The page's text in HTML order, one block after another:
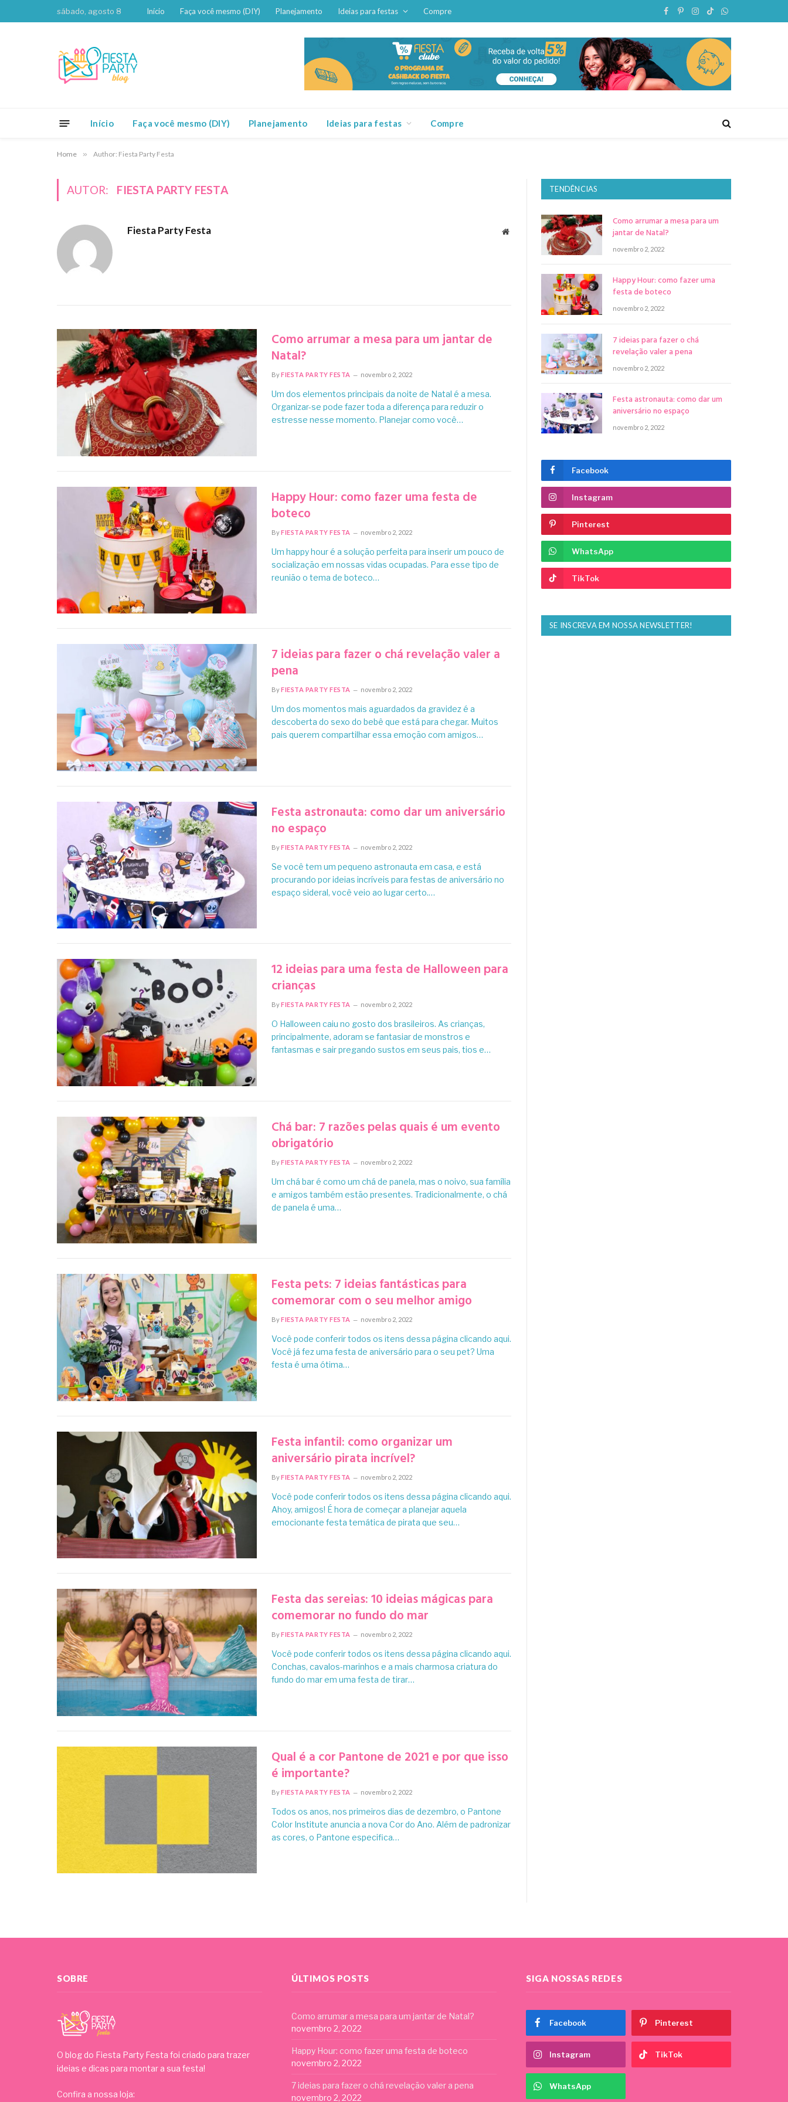
sábado, agosto 8 Início Faça você mesmo (DIY) Planejamento Ideias para festas Compre
Facebook
Pinterest
Instagram
TikTokWhatsApp
Início Faça você mesmo (DIY) Planejamento Ideias para festas Compre
Home » Author: Fiesta Party Festa
AUTOR: FIESTA PARTY FESTA
Fiesta Party Festa Website
Como arrumar a mesa para um jantar de
Natal?
ByFIESTA PARTY FESTA novembro 2, 2022
Um dos elementos principais da noite de Natal é a mesa.
Organizar-se pode fazer toda a diferença para reduzir o
estresse nesse momento. Planejar como você…
Happy Hour: como fazer uma festa de
boteco
ByFIESTA PARTY FESTA novembro 2, 2022
Um happy hour é a solução perfeita para inserir um pouco de
socialização em nossas vidas ocupadas. Para esse tipo de
reunião o tema de boteco…
7 ideias para fazer o chá revelação valer a
pena
ByFIESTA PARTY FESTA novembro 2, 2022
Um dos momentos mais aguardados da gravidez é a
descoberta do sexo do bebê que está para chegar. Muitos
pais querem compartilhar essa emoção com amigos…
Festa astronauta: como dar um aniversário
no espaço
ByFIESTA PARTY FESTA novembro 2, 2022
Se você tem um pequeno astronauta em casa, e está
procurando por ideias incríveis para festas de aniversário no
espaço sideral, você veio ao lugar certo.…
12 ideias para uma festa de Halloween para
crianças
ByFIESTA PARTY FESTA novembro 2, 2022
O Halloween caiu no gosto dos brasileiros. As crianças,
principalmente, adoram se fantasiar de monstros e
fantasmas e sair pregando sustos em seus pais, tios e…
Chá bar: 7 razões pelas quais é um evento
obrigatório
ByFIESTA PARTY FESTA novembro 2, 2022
Um chá bar é como um chá de panela, mas o noivo, sua família
e amigos também estão presentes. Tradicionalmente, o chá
de panela é uma…
Festa pets: 7 ideias fantásticas para
comemorar com o seu melhor amigo
ByFIESTA PARTY FESTA novembro 2, 2022
Você pode conferir todos os itens dessa página clicando aqui.
Você já fez uma festa de aniversário para o seu pet? Uma
festa é uma ótima…
Festa infantil: como organizar um
aniversário pirata incrível?
ByFIESTA PARTY FESTA novembro 2, 2022
Você pode conferir todos os itens dessa página clicando aqui.
Ahoy, amigos! É hora de começar a planejar aquela
emocionante festa temática de pirata que seu…
Festa das sereias: 10 ideias mágicas para
comemorar no fundo do mar
ByFIESTA PARTY FESTA novembro 2, 2022
Você pode conferir todos os itens dessa página clicando aqui.
Conchas, cavalos-marinhos e a mais charmosa criatura do
fundo do mar em uma festa de tirar…
Qual é a cor Pantone de 2021 e por que isso
é importante?
ByFIESTA PARTY FESTA novembro 2, 2022
Todos os anos, nos primeiros dias de dezembro, o Pantone
Color Institute anuncia a nova Cor do Ano. Além de padronizar
as cores, o Pantone especifica…
TENDÊNCIAS
Como arrumar a mesa para um
jantar de Natal?
novembro 2, 2022
Happy Hour: como fazer uma
festa de boteco
novembro 2, 2022
7 ideias para fazer o chá
revelação valer a pena
novembro 2, 2022
Festa astronauta: como dar um
aniversário no espaço
novembro 2, 2022
Facebook
Instagram
Pinterest
WhatsApp
TikTok
SE INSCREVA EM NOSSA NEWSLETTER!
SOBRE
O blog do Fiesta Party Festa foi criado para trazer
ideias e dicas para montar a sua festa!
Confira a nossa loja:
ÚLTIMOS POSTS
Como arrumar a mesa para um jantar de Natal?
novembro 2, 2022
Happy Hour: como fazer uma festa de boteco
novembro 2, 2022
7 ideias para fazer o chá revelação valer a pena
novembro 2, 2022
SIGA NOSSAS REDES
Facebook Pinterest
Instagram TikTok
WhatsApp